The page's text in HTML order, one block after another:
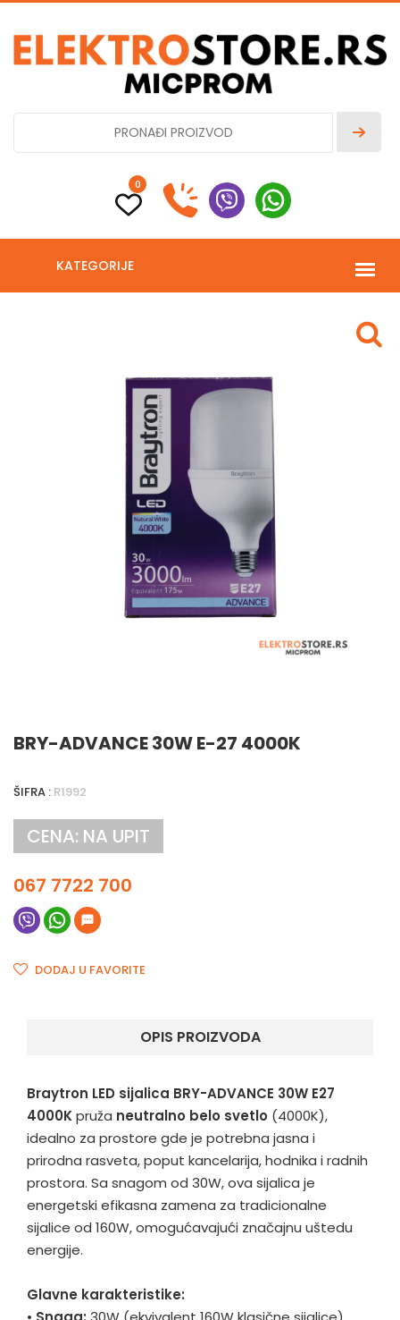
0
KATEGORIJE
BRY-ADVANCE 30W E-27 4000K
ŠIFRA : R1992
CENA: NA UPIT
067 7722 700
DODAJ U FAVORITE
OPIS PROIZVODA
Braytron LED sijalica BRY-ADVANCE 30W E27
4000Kpruža neutralno belo svetlo (4000K),
idealno za prostore gde je potrebna jasna i
prirodna rasveta, poput kancelarija, hodnika i radnih
prostora. Sa snagom od 30W, ova sijalica je
energetski efikasna zamena za tradicionalne
sijalice od 160W, omogućavajući značajnu uštedu
energije.
Glavne karakteristike: